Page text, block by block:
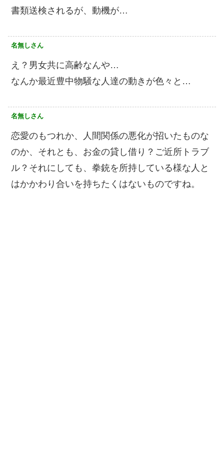
書類送検されるが、動機が…
名無しさん
え？男女共に高齢なんや…
なんか最近豊中物騒な人達の動きが色々と…
名無しさん
恋愛のもつれか、人間関係の悪化が招いたものな
のか、それとも、お金の貸し借り？ご近所トラブ
ル？それにしても、拳銃を所持している様な人と
はかかわり合いを持ちたくはないものですね。